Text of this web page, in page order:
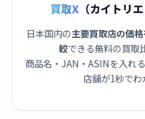
買取X （カイトリ
日本国内の主要買取店の価
較できる無料の買取
商品名・JAN・ASINを入れ
店舗が1秒でわ